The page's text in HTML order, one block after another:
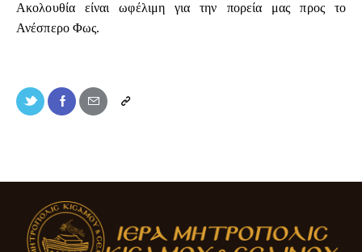
Ακολουθία είναι ωφέλιμη για την πορεία μας προς το
Ανέσπερο Φως.